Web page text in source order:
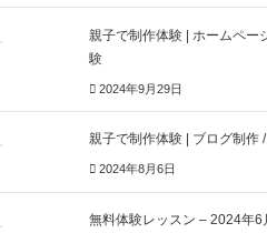
親子で制作体験 | ホームペー
験
2024年9月29日
親子で制作体験 | ブログ制作
2024年8月6日
無料体験レッスン – 2024年6